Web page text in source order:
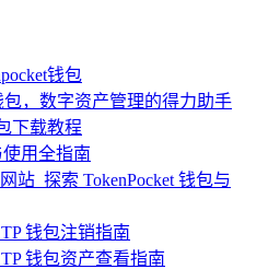
钱包
包，数字资产管理的得力助手
下载教程
用全指南
站_探索 TokenPocket 钱包与
钱包注销指南
钱包资产查看指南